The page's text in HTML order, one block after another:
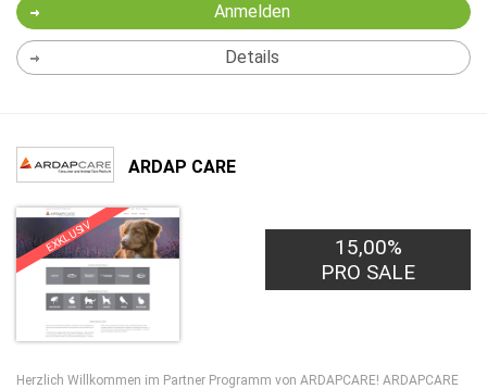
Anmelden
Details
ARDAP CARE
EXKLUSIV
15,00%
PRO SALE
Herzlich Willkommen im Partner Programm von ARDAPCARE! ARDAPCARE